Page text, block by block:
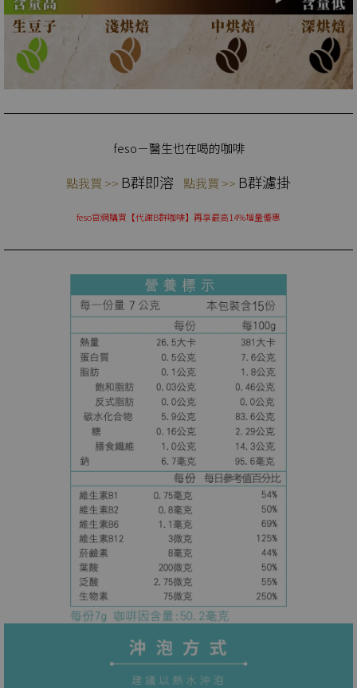
feso－醫生也在喝的咖啡
點我買 >> B群即溶 點我買 >> B群濾掛
feso官網購買【代謝B群咖啡】再享最高14%增量優惠